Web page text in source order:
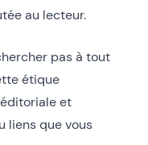
au lecteur.
pas à tout
étique
et
liens que vous